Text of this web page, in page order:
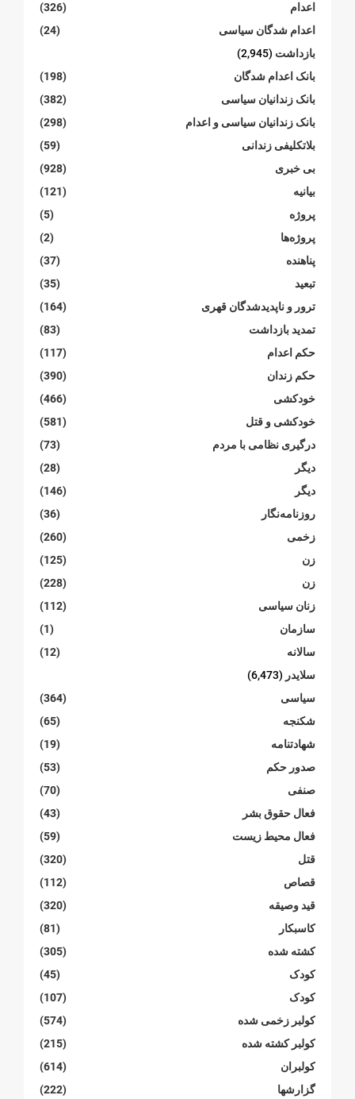
اعدام
(326)
اعدام شدگان سیاسی
(24)
بازداشت (2,945)
بانک اعدام شدگان
(198)
بانک زندانیان سیاسی
(382)
بانک زندانیان سیاسی و اعدام
(298)
بلاتکلیفی زندانی
(59)
بی خبری
(928)
بیانیە
(121)
پروژە
(5)
پروژەها
(2)
پناهنده
(37)
تبعید
(35)
ترور و ناپدیدشدگان قهری
(164)
تمدید بازداشت
(83)
حکم اعدام
(117)
حکم زندان
(390)
خودکشی
(466)
خودکشی و قتل
(581)
درگیری نظامی با مردم
(73)
دیگر
(28)
دیگر
(146)
روزنامەنگار
(36)
زخمی
(260)
زن
(125)
زن
(228)
زنان سیاسی
(112)
سازمان
(1)
سالانە
(12)
سلایدر (6,473)
سیاسی
(364)
شکنجە
(65)
شهادتنامە
(19)
صدور حکم
(53)
صنفی
(70)
فعال حقوق بشر
(43)
فعال محیط زیست
(59)
قتل
(320)
قصاص
(112)
قید وصیقه
(320)
کاسبکار
(81)
کشته شده
(305)
کودک
(45)
کودک
(107)
کولبر زخمی شدە
(574)
کولبر کشتە شدە
(215)
کولبران
(614)
گزارشها
(222)